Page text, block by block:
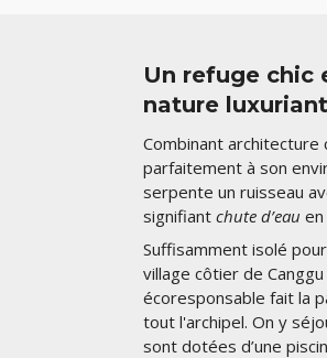
Un refuge chic
nature
Combinant
parfaitement à son
serpente un ruisseau
signifiant chute d’eau
Suffisamment isolé
village côtier de
écoresponsable fait la
tout l'archipel. On y
sont dotées d’une